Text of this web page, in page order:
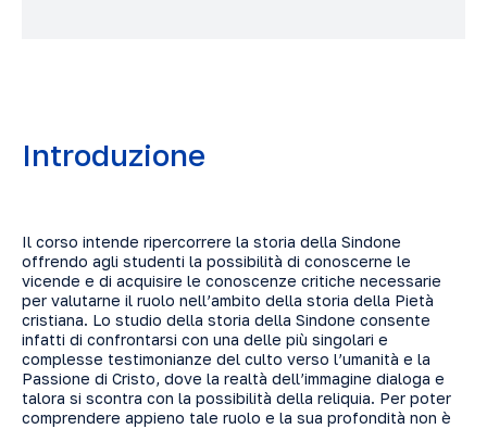
Introduzione
Il corso intende ripercorrere la storia della Sindone
offrendo agli studenti la possibilità di conoscerne le
vicende e di acquisire le conoscenze critiche necessarie
per valutarne il ruolo nell’ambito della storia della Pietà
cristiana. Lo studio della storia della Sindone consente
infatti di confrontarsi con una delle più singolari e
complesse testimonianze del culto verso l’umanità e la
Passione di Cristo, dove la realtà dell’immagine dialoga e
talora si scontra con la possibilità della reliquia. Per poter
comprendere appieno tale ruolo e la sua profondità non è